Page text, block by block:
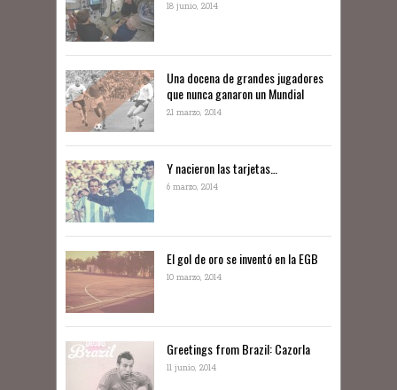
18 junio, 2014
Una docena de grandes jugadores
que nunca ganaron un Mundial
21 marzo, 2014
Y nacieron las tarjetas…
6 marzo, 2014
El gol de oro se inventó en la EGB
10 marzo, 2014
Greetings from Brazil: Cazorla
11 junio, 2014